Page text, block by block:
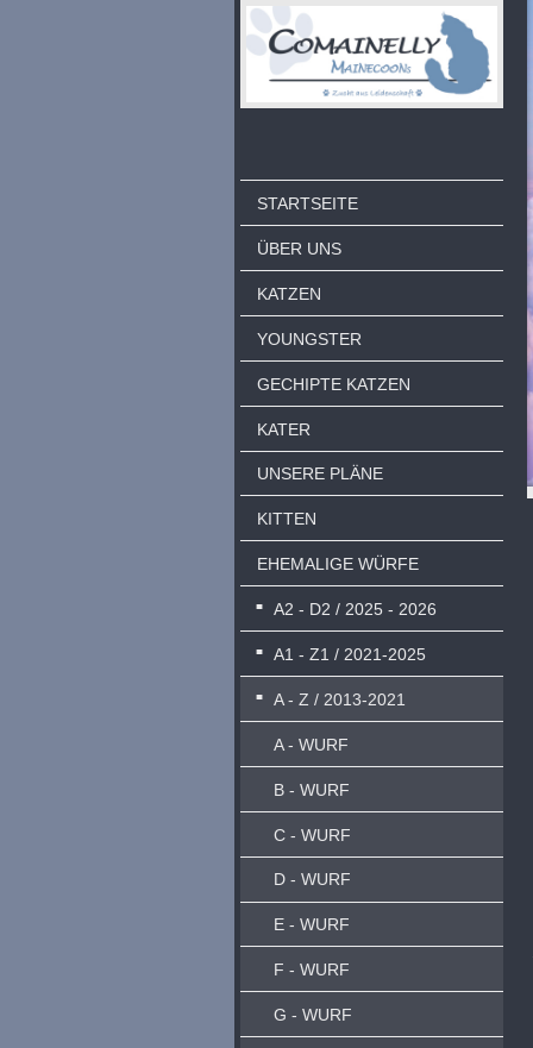
STARTSEITE
ÜBER UNS
KATZEN
YOUNGSTER
GECHIPTE KATZEN
KATER
UNSERE PLÄNE
KITTEN
EHEMALIGE WÜRFE
A2 - D2 / 2025 - 2026
A1 - Z1 / 2021-2025
A - Z / 2013-2021
A - WURF
B - WURF
C - WURF
D - WURF
E - WURF
F - WURF
G - WURF